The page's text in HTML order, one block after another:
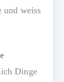
und weiss
Dinge